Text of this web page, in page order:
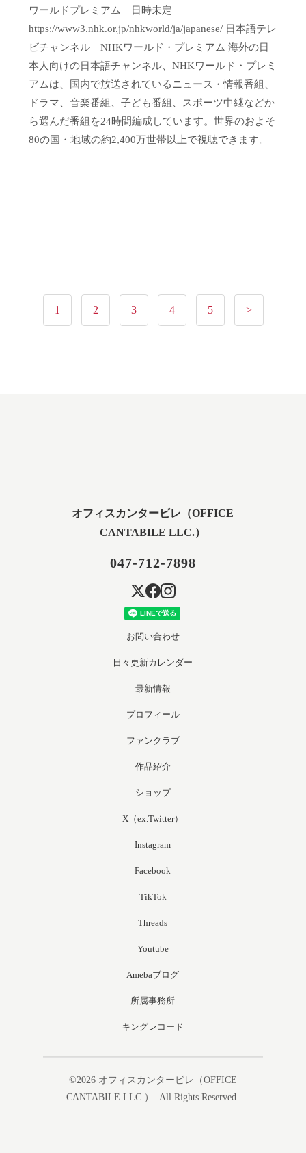
ワールドプレミアム 日時未定
https://www3.nhk.or.jp/nhkworld/ja/japanese/ 日本語テレ
ビチャンネル NHKワールド・プレミアム 海外の日
本人向けの日本語チャンネル、NHKワールド・プレミ
アムは、国内で放送されているニュース・情報番組、
ドラマ、音楽番組、子ども番組、スポーツ中継などか
ら選んだ番組を24時間編成しています。世界のおよそ
80の国・地域の約2,400万世帯以上で視聴できます。
1 2 3 4 5 >
オフィスカンタービレ（OFFICE
CANTABILE LLC.）
047-712-7898
お問い合わせ
日々更新カレンダー
最新情報
プロフィール
ファンクラブ
作品紹介
ショップ
X（ex.Twitter）
Instagram
Facebook
TikTok
Threads
Youtube
Amebaブログ
所属事務所
キングレコード
©2026 オフィスカンタービレ（OFFICE
CANTABILE LLC.） . All Rights Reserved.